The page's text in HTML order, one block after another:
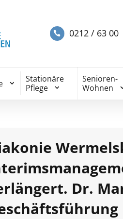
öffnen
0212 / 63 00
Stationäre
Pflege
Senioren-
Wohnen
Dr.